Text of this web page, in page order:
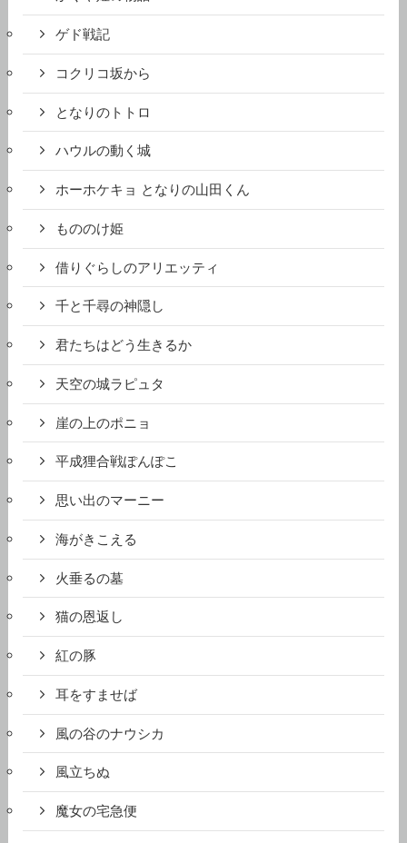
ゲド戦記
コクリコ坂から
となりのトトロ
ハウルの動く城
ホーホケキョ となりの山田くん
もののけ姫
借りぐらしのアリエッティ
千と千尋の神隠し
君たちはどう生きるか
天空の城ラピュタ
崖の上のポニョ
平成狸合戦ぽんぽこ
思い出のマーニー
海がきこえる
火垂るの墓
猫の恩返し
紅の豚
耳をすませば
風の谷のナウシカ
風立ちぬ
魔女の宅急便